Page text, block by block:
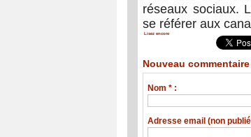
réseaux sociaux.
se référer aux
Lisez encore
Nouveau
Nom * :
Adresse email (non